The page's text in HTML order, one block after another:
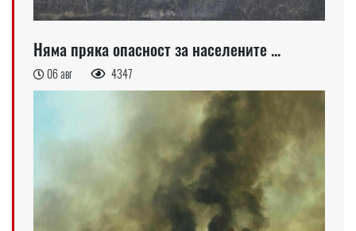
Няма пряка опасност за населените ...
06 авг 4347